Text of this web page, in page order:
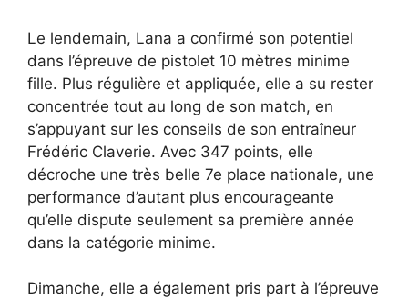
Le lendemain, Lana a confirmé son potentiel
dans l’épreuve de pistolet 10 mètres minime
fille. Plus régulière et appliquée, elle a su rester
concentrée tout au long de son match, en
s’appuyant sur les conseils de son entraîneur
Frédéric Claverie. Avec 347 points, elle
décroche une très belle 7e place nationale, une
performance d’autant plus encourageante
qu’elle dispute seulement sa première année
dans la catégorie minime.
Dimanche, elle a également pris part à l’épreuve